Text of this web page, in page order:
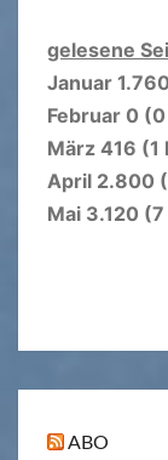
gelesene
Januar
Februar 0
März 416 (1
April 2.800
Mai 3.120
ABO